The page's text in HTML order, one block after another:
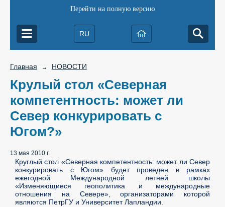
Перейти на полную версию
RU
Главная → НОВОСТИ
Крулый стол «Северная
компетентность: может ли
Север конкурировать с
Югом?»
13 мая 2010 г.
Круглый стол «Северная компетентность: может ли Север
конкурировать с Югом» будет проведен в рамках
ежегодной Международной летней школы
«Изменяющиеся геополитика и международные
отношения на Севере», организаторами которой
являются ПетрГУ и Университет Лапландии.